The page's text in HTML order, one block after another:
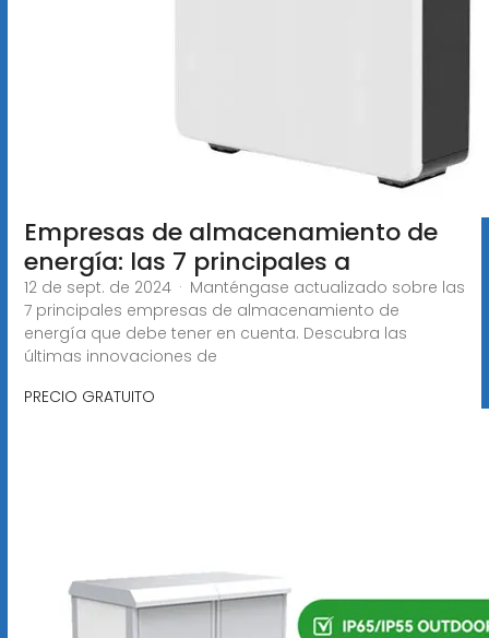
Empresas de almacenamiento de
energía: las 7 principales a
12 de sept. de 2024 · Manténgase actualizado sobre las
7 principales empresas de almacenamiento de
energía que debe tener en cuenta. Descubra las
últimas innovaciones de
PRECIO GRATUITO